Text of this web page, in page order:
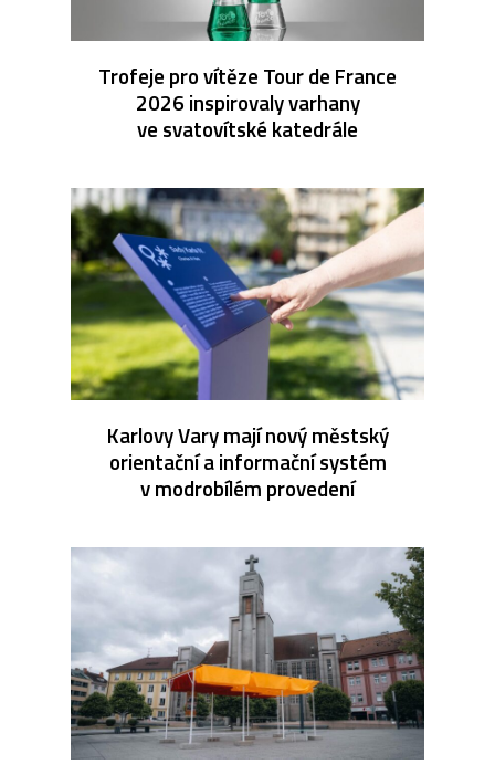
Trofeje pro vítěze Tour de France
2026 inspirovaly varhany
ve svatovítské katedrále
Karlovy Vary mají nový městský
orientační a informační systém
v modrobílém provedení